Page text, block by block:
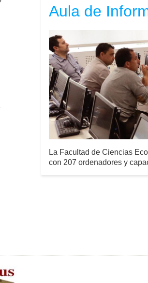
Aula de
La Facultad de Ciencias
con 207 ordenadores y